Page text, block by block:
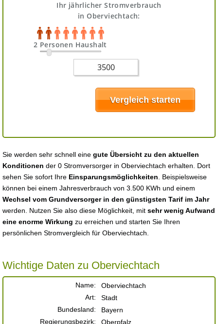
Ihr jährlicher Stromverbrauch
in Oberviechtach:
2 Personen Haushalt
Sie werden sehr schnell eine gute Übersicht zu den aktuellen
Konditionen der 0 Stromversorger in Oberviechtach erhalten. Dort
sehen Sie sofort Ihre Einsparungsmöglichkeiten . Beispielsweise
können bei einem Jahresverbrauch von 3.500 KWh und einem
Wechsel vom Grundversorger in den günstigsten Tarif im Jahr
werden. Nutzen Sie also diese Möglichkeit, mit sehr wenig Aufwand
eine enorme Wirkung zu erreichen und starten Sie Ihren
persönlichen Stromvergleich für Oberviechtach.
Wichtige Daten zu Oberviechtach
Name:
Oberviechtach
Art:
Stadt
Bundesland:
Bayern
Regierungsbezirk:
Oberpfalz